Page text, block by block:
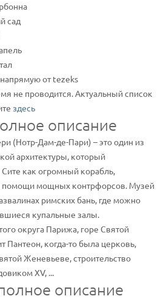
сад
от tezeks
не проводится. Актуальный список
здесь
описание
(Нотр-Дам-де-Пари) – это один из
архитектуры, который
как огромный корабль,
помощи мощных контрфорсов. Музей
римских бань, где можно
купальные залы.
округа Парижа, горе Святой
Пантеон, когда-то была церковь,
Женевьеве, строительство
XV, ...
описание